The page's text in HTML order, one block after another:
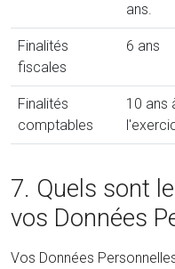
ans.
Finalités
fiscales
6 ans
Finalités
comptables
10 ans
7. Quels sont
vos Données
Vos Données